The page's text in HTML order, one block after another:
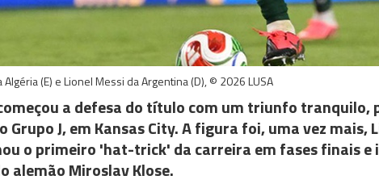
(E) e Lionel Messi da Argentina (D), © 2026 LUSA
a defesa do título com um triunfo tranquilo,
Grupo J, em Kansas City. A figura foi, uma vez mais,
o primeiro 'hat-trick' da carreira em fases finais e
alemão Miroslav Klose.